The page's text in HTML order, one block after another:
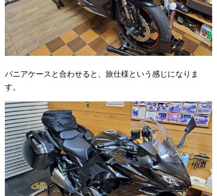
パニアケースと合わせると、旅仕様という感じになりま
す。